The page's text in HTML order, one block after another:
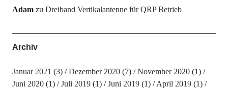
Adamzu Dreiband Vertikalantenne für QRP Betrieb
Archiv
Januar 2021 (3) Dezember 2020(7) November 2020(1)
Juni 2020(1) Juli 2019(1) Juni 2019(1) April 2019(1)